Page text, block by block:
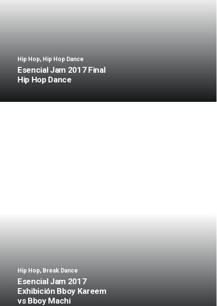
Hip Hop, Hip Hop Dance
Esencial Jam 2017 Final
Hip Hop Dance
Hip Hop, Break Dance
Esencial Jam 2017
Exhibición Bboy Kareem
vs Bboy Machi